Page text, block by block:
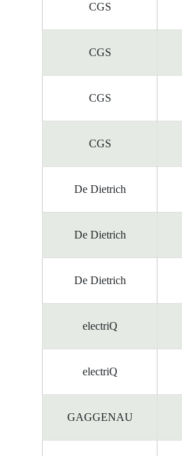
CGS
CGS
CGS
CGS
De Dietrich
De Dietrich
De Dietrich
electriQ
electriQ
GAGGENAU